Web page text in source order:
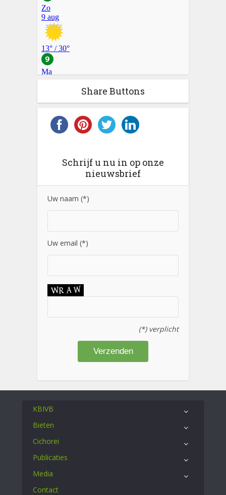
Share Buttons
Schrijf u nu in op onze
nieuwsbrief
Uw naam (*)
Uw email (*)
(*) verplicht
KBIVB
Bieten
Cichorei
Publicaties
Media
Contact